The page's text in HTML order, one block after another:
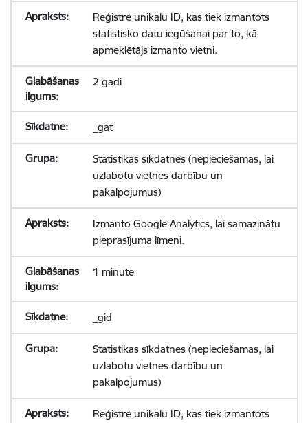
Reģistrē unikālu ID, kas tiek izmantots
statistisko datu iegūšanai par to, kā
apmeklētājs izmanto vietni.
2 gadi
_gat
Statistikas sīkdatnes (nepieciešamas, lai
uzlabotu vietnes darbību un
pakalpojumus)
Izmanto Google Analytics, lai samazinātu
pieprasījuma līmeni.
1 minūte
_gid
Statistikas sīkdatnes (nepieciešamas, lai
uzlabotu vietnes darbību un
pakalpojumus)
Reģistrē unikālu ID, kas tiek izmantots